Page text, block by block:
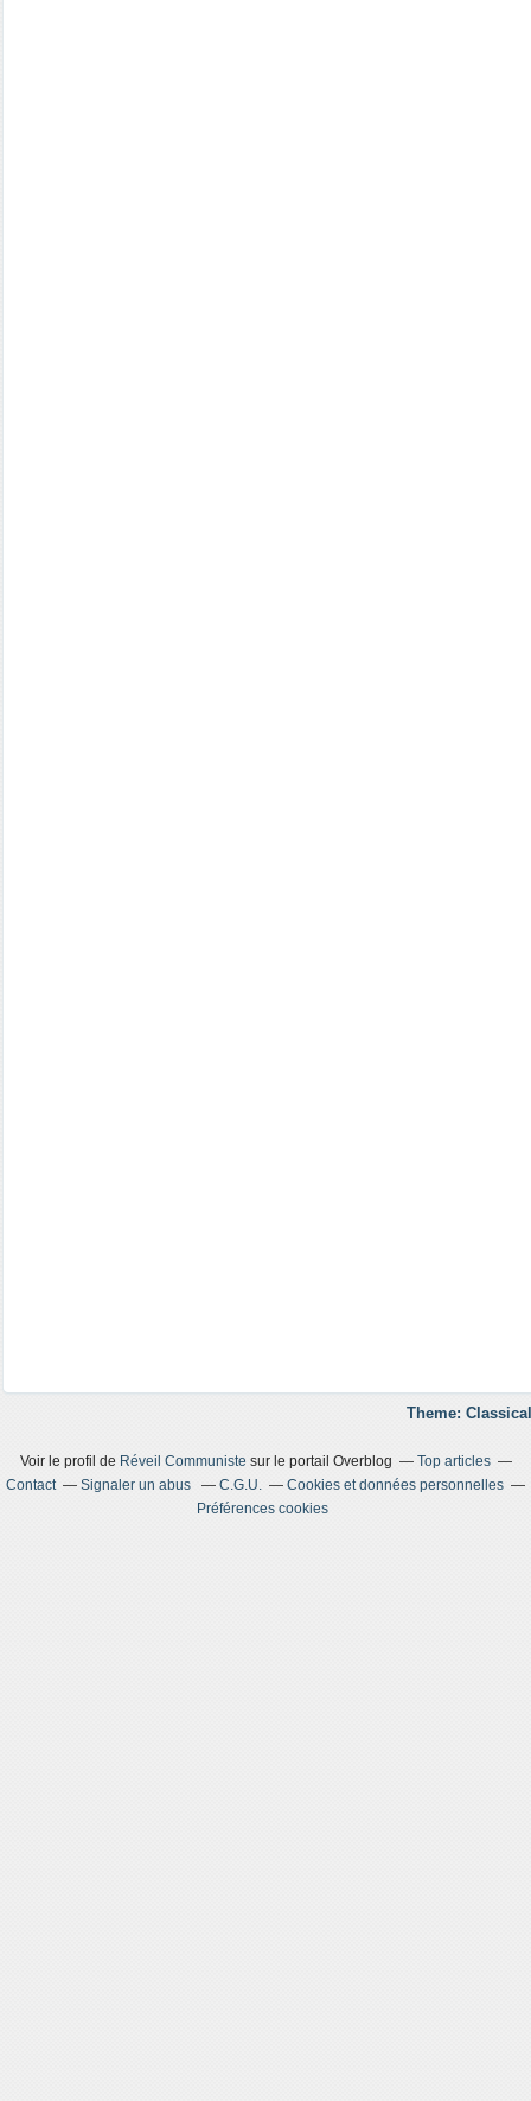
Theme:
Voir le profil de Réveil Communiste sur le portail Overblog
Top articles
Contact
Signaler un abus C.G.U.
Cookies et données personnelles
Préférences cookies